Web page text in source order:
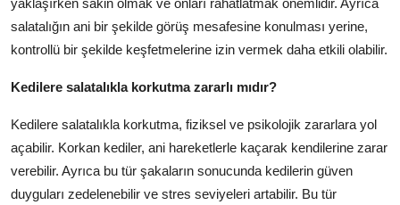
salatalığın ani bir şekilde görüş mesafesine konulması yerine,
kontrollü bir şekilde keşfetmelerine izin vermek daha etkili olabilir.
Kedilere salatalıkla korkutma zararlı mıdır?
Kedilere salatalıkla korkutma, fiziksel ve psikolojik zararlara yol
açabilir. Korkan kediler, ani hareketlerle kaçarak kendilerine zarar
verebilir. Ayrıca bu tür şakaların sonucunda kedilerin güven
duyguları zedelenebilir ve stres seviyeleri artabilir. Bu tür